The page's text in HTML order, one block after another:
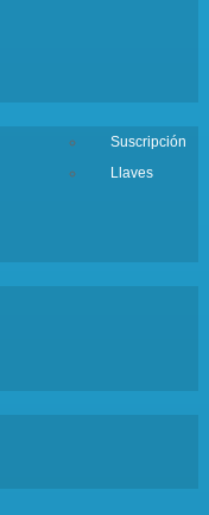
Suscripción
Llaves